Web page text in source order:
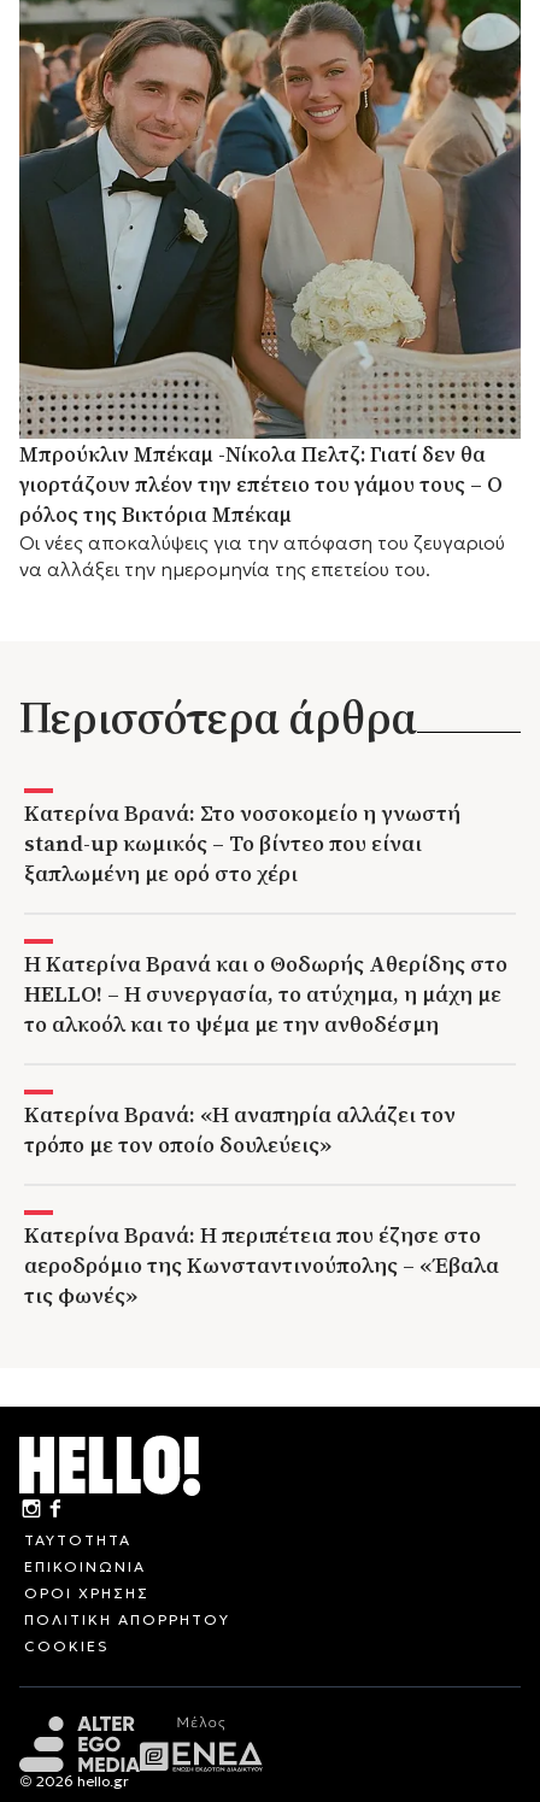
Μπρούκλιν Μπέκαμ -Νίκολα Πελτζ: Γιατί δεν θα
γιορτάζουν πλέον την επέτειο του γάμου τους – Ο
ρόλος της Βικτόρια Μπέκαμ
Οι νέες αποκαλύψεις για την απόφαση του ζευγαριού
να αλλάξει την ημερομηνία της επετείου του.
Περισσότερα άρθρα
Κατερίνα Βρανά: Στο νοσοκομείο η γνωστή
stand-up κωμικός – Το βίντεο που είναι
ξαπλωμένη με ορό στο χέρι
Η Κατερίνα Βρανά και ο Θοδωρής Αθερίδης στο
HELLO! – Η συνεργασία, το ατύχημα, η μάχη με
το αλκοόλ και το ψέμα με την ανθοδέσμη
Κατερίνα Βρανά: «Η αναπηρία αλλάζει τον
τρόπο με τον οποίο δουλεύεις»
Κατερίνα Βρανά: Η περιπέτεια που έζησε στο
αεροδρόμιο της Κωνσταντινούπολης – «Έβαλα
τις φωνές»
ΤΑΥΤΟΤΗΤΑ
ΕΠΙΚΟΙΝΩΝΙΑ
ΟΡΟΙ ΧΡΗΣΗΣ
ΠΟΛΙΤΙΚΗ ΑΠΟΡΡΗΤΟΥ
COOKIES
© 2026 hello.gr